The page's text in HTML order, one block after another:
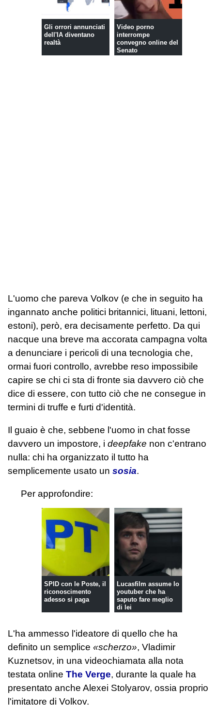
Gli orrori annunciati
dell'IA diventano
realtà
Video porno
interrompe
convegno online del
Senato
L'uomo che pareva Volkov (e che in seguito ha
ingannato anche politici britannici, lituani, lettoni,
estoni), però, era decisamente perfetto. Da qui
nacque una breve ma accorata campagna volta
a denunciare i pericoli di una tecnologia che,
ormai fuori controllo, avrebbe reso impossibile
capire se chi ci sta di fronte sia davvero ciò che
dice di essere, con tutto ciò che ne consegue in
termini di truffe e furti d'identità.
Il guaio è che, sebbene l'uomo in chat fosse
davvero un impostore, i deepfake non c'entrano
nulla: chi ha organizzato il tutto ha
semplicemente usato un sosia.
Per approfondire:
SPID con le Poste, il
riconoscimento
adesso si paga
Lucasfilm assume lo
youtuber che ha
saputo fare meglio
di lei
L'ha ammesso l'ideatore di quello che ha
definito un semplice «scherzo», Vladimir
Kuznetsov, in una videochiamata alla nota
testata online The Verge, durante la quale ha
presentato anche Alexei Stolyarov, ossia proprio
l'imitatore di Volkov.